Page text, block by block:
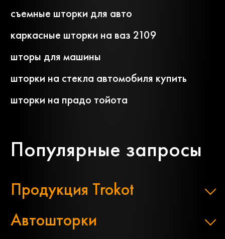
Популярные запросы
Продукция Trokot
Автошторки
съемные шторки для авто
каркасные шторки на ваз 2109
шторы для машины
шторки на стекла автомобиля купить
шторки на прадо тойота